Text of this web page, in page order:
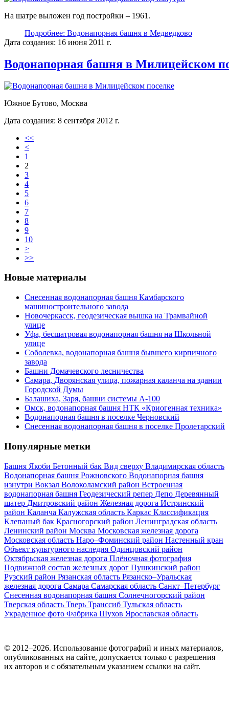
На шатре выложен год постройки – 1961.
Подробнее: Водонапорная башня в Медведково
Дата создания: 16 июня 2011 г.
Водонапорная башня в Милицейском
Южное Бутово, Москва
Дата создания: 8 сентября 2012 г.
<<
<
1
2
3
4
5
6
7
8
9
10
>
>>
Новые материалы
Снесенная водонапорная башня Камбарского
машиностроительного завода
Новочеркасск, геодезическая вышка на Трамвайной
улице
Уфа, бесшатровая водонапорная башня на Школьной
улице
Соболевка, водонапорная башня бывшего кирпичного
завода
Башни Домачевского лесничества
Самара, Дворянская улица, пожарная каланча на здании
Городской Думы
Балашиха, Заря, башни системы А-100
Омск, водонапорная башня НТК «Криогенная техника»
Водонапорная башня в поселке Черновский
Снесенная водонапорная башня в поселке Пролетарский
Популярные метки
Башня Якоби Бетонный бак Вид сверху Владимирская область
Водонапорная башня Рожновского Водонапорная башня
изнутри Вокзал Волоколамский район Встроенная
водонапорная башня Геодезический репер Депо Деревянный
шатер Дмитровский район Железная дорога Истринский
район Каланча Калужская область Каркас Классификация
Клепаный бак Красногорский район Ленинградская область
Ленинский район Москва Московская железная дорога
Московская область Наро–Фоминский район Настенный кран
Объект культурного наследия Одинцовский район
Октябрьская железная дорога Плёночная фотография
Подвижной состав железных дорог Пушкинский район
Рузский район Рязанская область Рязанско–Уральская
железная дорога Самара Самарская область Санкт–Петербург
Снесенная водонапорная башня Солнечногорский район
Тверская область Тверь Транссиб Тульская область
Украденное фото Фабрика Шухов Ярославская область
© 2012–2026. Использование фотографий и иных материалов,
опубликованных на сайте, допускается только с разрешения
их авторов и c обязательным указанием ссылки на сайт.